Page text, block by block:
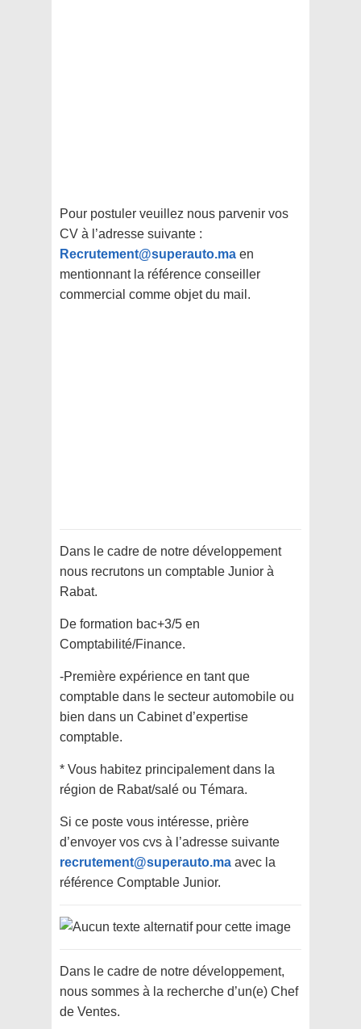
Pour postuler veuillez nous parvenir vos
CV à l’adresse suivante :
Recrutement@superauto.ma en
mentionnant la référence conseiller
commercial comme objet du mail.
Dans le cadre de notre développement
nous recrutons un comptable Junior à
Rabat.
De formation bac+3/5 en
Comptabilité/Finance.
-Première expérience en tant que
comptable dans le secteur automobile ou
bien dans un Cabinet d’expertise
comptable.
* Vous habitez principalement dans la
région de Rabat/salé ou Témara.
Si ce poste vous intéresse, prière
d’envoyer vos cvs à l’adresse suivante
recrutement@superauto.ma avec la
référence Comptable Junior.
Dans le cadre de notre développement,
nous sommes à la recherche d’un(e) Chef
de Ventes.